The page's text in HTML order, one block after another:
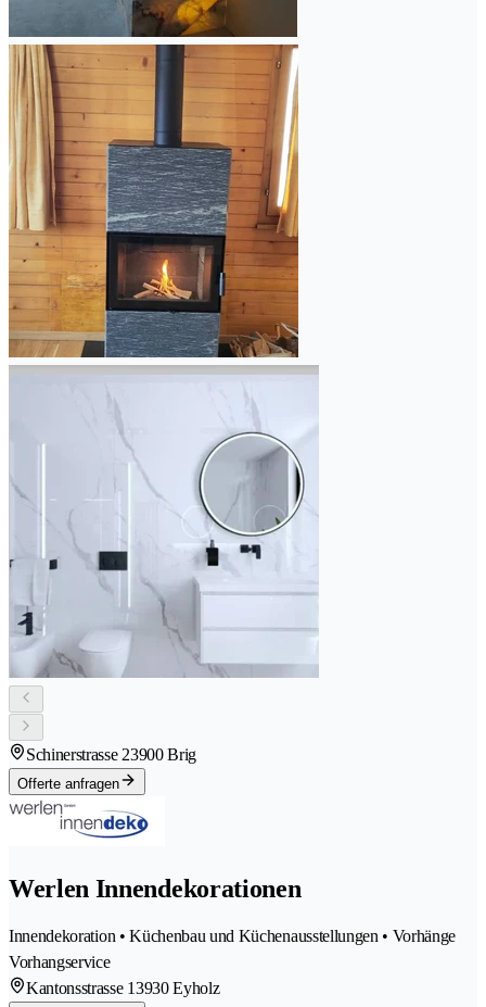
Schinerstrasse 23900 Brig
Offerte anfragen
Werlen Innendekorationen
Innendekoration • Küchenbau und Küchenausstellungen • Vorhänge
Vorhangservice
Kantonsstrasse 13930 Eyholz